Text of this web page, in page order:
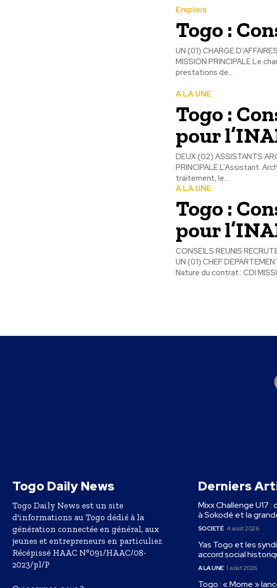
Emplois
Togo :
UN (01) CHARGE
MISSION PRINCIPALE Le
prestations de...
A LA UNE
Togo :
pour
DEUX (02) ASSISTANTS
PRINCIPALE L’Assistant.
traitement, le...
A LA UNE
Togo :
pour
CONSEILS REUNIS
UN (01) CHEF
Nature du contrat : CDI
Togo Daily News
Togo Daily News est un site
d'informations au Togo dédié à la
génération connectée en général, aux
jeunes et entrepreneurs en particulier.
Récépissé HAAC N°091/HAAC/08-
2023/pl/P
Derniers
Mixx Challenge U17
à Sokodé et la
SOCIETÉ 4 août 2026
Yas Togo et les
accord social
A LA UNE 1 août 2026
Togo : « Mome »